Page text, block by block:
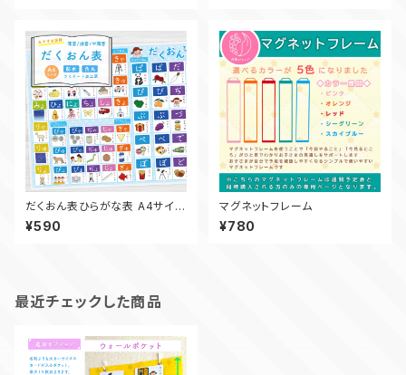
だくおん表ひらがな表 A4サイズ
- 知育ポスター
¥590
マグネットフレーム
¥780
最近チェックした商品